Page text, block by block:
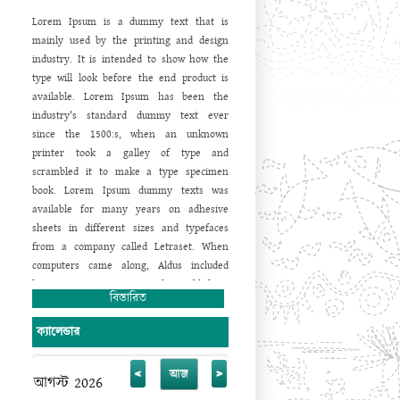
প্রতিষ্ঠানকে ক্লোজ সার্কিট ক্যামেরার আওতাভুক্ত করা
হয়েছে।
অনলাইন ব্যাংকিং সহ তথ্য প্রযুক্তির সর্বোচ্চ
ব্যবহারে ডায়নামিক ওয়েবসাইট চালু করা হয়েছে।
এখন থেকে আমাদের ছাত্র/ছাত্রী,অভিভাবক
ও
শিক্ষক/শিক্ষিকা তাদের সকল তথ্য ঘরে বসেই ওয়েব
সাইট থেকে পেয়ে যাবেন। এ ওয়েবসাইটটিতে যে
তথ্য
উপাত্ত থাকবে তা অবাধ তথ্য পাওয়ার
অধিকার
নিশ্চিত করবে এর ফলে একদিকে
আমরা
ইনফরমেশন
হাইওয়ে উঠতে সক্ষম হব।
পাশাপাশি
আমাদের
কাজে স্বচ্ছতা, গতিশীলতা, জবাবদিহিতা
সেবার মান বৃদ্ধি পাবে বলে আমি দৃঢ়ভাবে বিশ্বাস
করি।
Lorem Ipsum is a dummy text that is
mainly used by the printing and design
industry. It is intended to show how the
type will look before the end product is
available. Lorem Ipsum has been the
industry's standard dummy text ever
since the 1500:s, when an unknown
printer took a galley of type and
scrambled it to make a type specimen
book. Lorem Ipsum dummy texts was
available for many years on adhesive
sheets in different sizes and typefaces
from a company called Letraset. When
computers came along, Aldus included
lorem ipsum in its PageMaker publishing
software, and you now see it wherever
designers, content designers, art
directors, user interface developers and
web designer are at work. They use it
daily when using programs such as Adobe
বিস্তারিত
ক্যালেন্ডার
আগস্ট 2026 < আজ >